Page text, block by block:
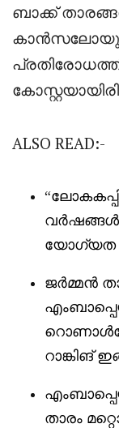
ബാക്ക്
ALSO READ:-
“
യോഗ്യത
ജർമ്മൻ
റാങ്കിങ്
താരം